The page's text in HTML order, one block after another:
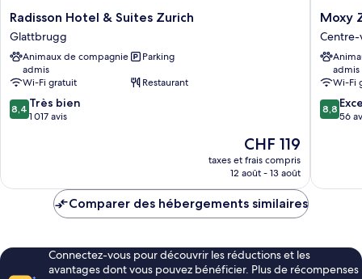
Radisson
Hotel
&
Suites
Zurich
Glattbrugg
Radisson Hotel & Suites Zurich
Glattbrugg
Animaux de compagnie
admis
Parking
Wi-Fi gratuit
Restaurant
8.4
sur
8,4 Très bien
1 017 avis
Le
nouveau
prix
de
CHF 119
taxes et frais compris
12 août - 13 août
Moxy
Zurich
Centre-
ville
Zurich
Moxy
Centre-
admis
Wi-Fi
8.8
sur
8,8
56
Comparer des hébergements similaires
Connectez-vous pour découvrir les réductions et les
avantages dont vous pouvez bénéficier. Plus de récompenses